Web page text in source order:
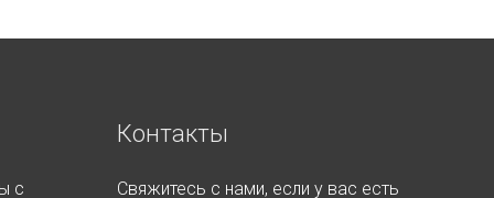
с
Контакты
Свяжитесь с нами, если у вас есть